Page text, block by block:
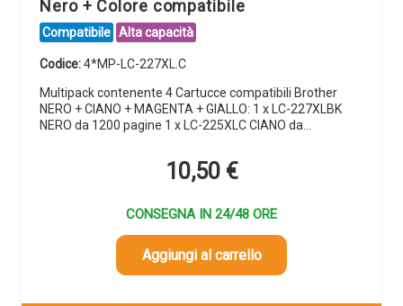
Nero + Colore compatibile
Compatibile Alta capacità
Codice:4*MP-LC-227XL.C
Multipack contenente 4 Cartucce compatibili Brother
NERO + CIANO + MAGENTA + GIALLO: 1 x LC-227XLBK
NERO da 1200 pagine 1 x LC-225XLC CIANO da…
10,50 €
CONSEGNA IN 24/48 ORE
Aggiungi al carrello